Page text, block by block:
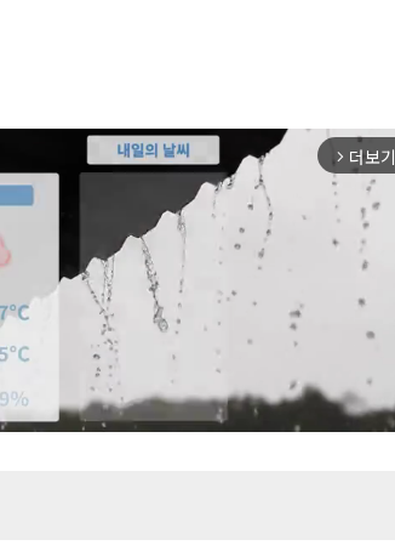
arrow_forward_ios 더보기